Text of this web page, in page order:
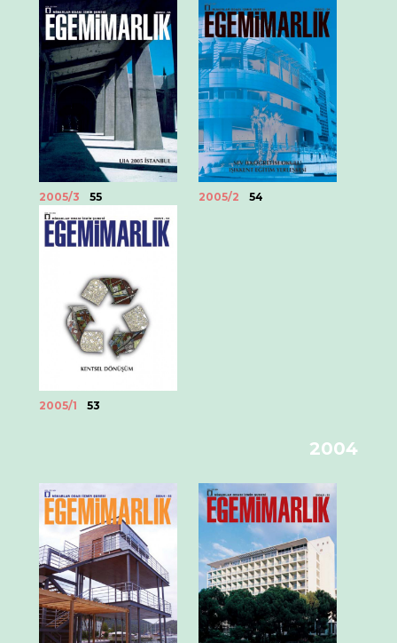
2004
2005/3 55 2005/2 54
2005/1 53